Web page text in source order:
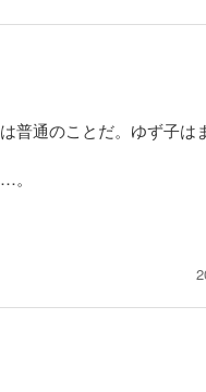
普通のことだ。ゆず子は
。